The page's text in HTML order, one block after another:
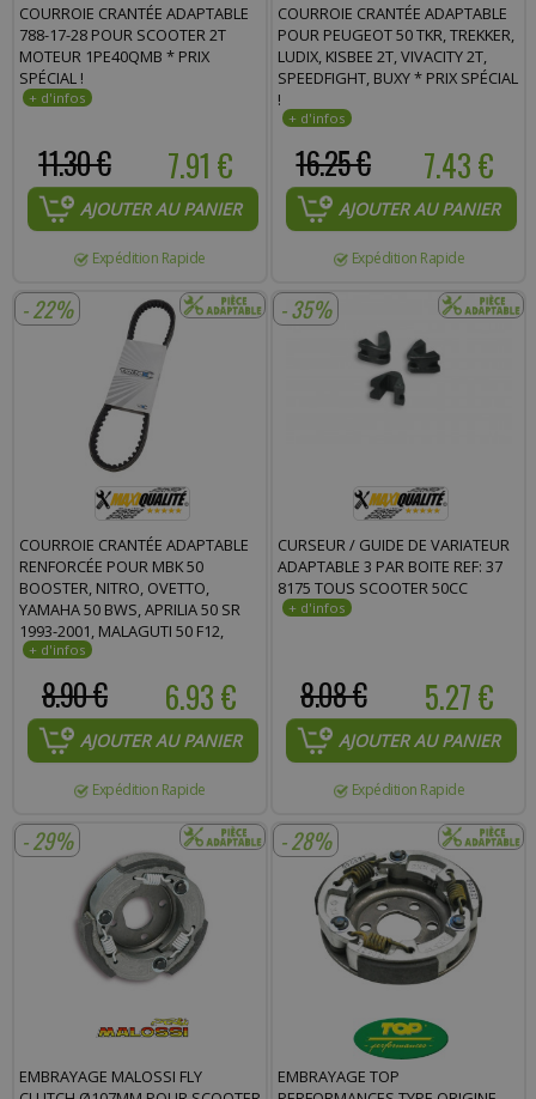
COURROIE CRANTÉE ADAPTABLE
788-17-28 POUR SCOOTER 2T
MOTEUR 1PE40QMB * PRIX
SPÉCIAL !
7.91 €
11.30 €
AJOUTER AU PANIER
Expédition Rapide
COURROIE CRANTÉE ADAPTABLE
POUR PEUGEOT 50 TKR, TREKKER,
LUDIX, KISBEE 2T, VIVACITY 2T,
SPEEDFIGHT, BUXY * PRIX SPÉCIAL
!
7.43 €
16.25 €
AJOUTER AU PANIER
Expédition Rapide
- 22%
COURROIE CRANTÉE ADAPTABLE
RENFORCÉE POUR MBK 50
BOOSTER, NITRO, OVETTO,
YAMAHA 50 BWS, APRILIA 50 SR
1993-2001, MALAGUTI 50 F12,
RÉFÉRENCE 5RN-E7641 * PRIX
6.93 €
8.90 €
AJOUTER AU PANIER
Expédition Rapide
- 35%
CURSEUR / GUIDE DE VARIATEUR
ADAPTABLE 3 PAR BOITE REF: 37
8175 TOUS SCOOTER 50CC
5.27 €
8.08 €
AJOUTER AU PANIER
Expédition Rapide
- 29%
EMBRAYAGE MALOSSI FLY
- 28%
EMBRAYAGE TOP